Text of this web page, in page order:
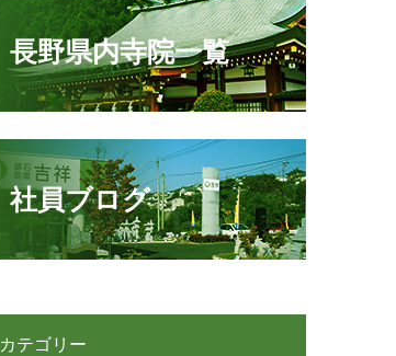
長野県内寺院一覧
社員ブログ
カテゴリー